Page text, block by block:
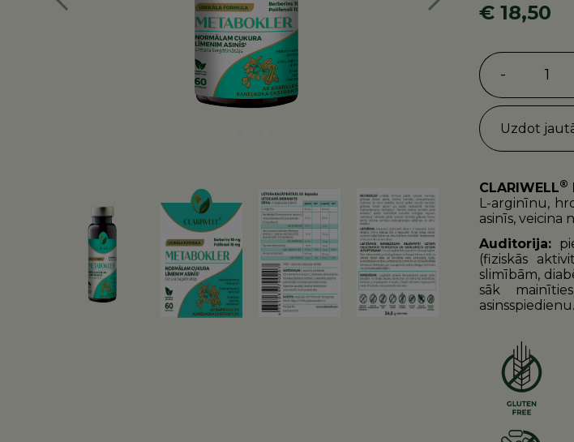
€ 18,50
- 1
Uzdot
CLARIWELL®
L-arginīnu,
asinīs, veicina
Auditorija:
(fiziskās
slimībām,
sāk
asinsspiedienu.